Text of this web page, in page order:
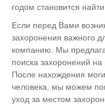
годом становится
Если перед Вами
захоронения важного
компанию. Мы
поиска захоронений
После нахождения
человека, мы можем
уход за местом